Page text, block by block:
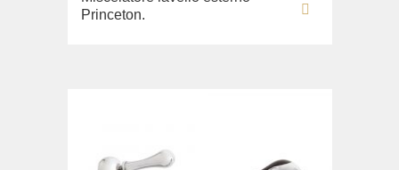
Princeton.